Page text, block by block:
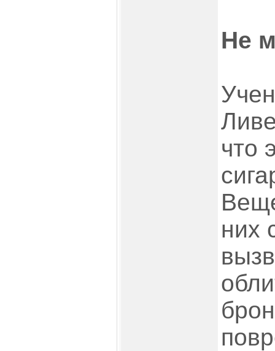
Не
что
них